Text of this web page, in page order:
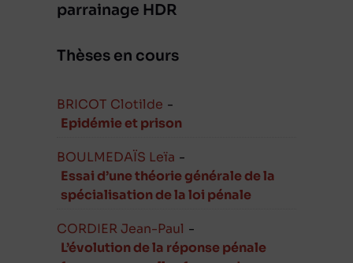
parrainage HDR
Thèses en cours
BRICOT Clotilde -
Epidémie et prison
BOULMEDAÏS Leïa -
Essai d’une théorie générale de la
spécialisation de la loi pénale
CORDIER Jean-Paul -
L’évolution de la réponse pénale